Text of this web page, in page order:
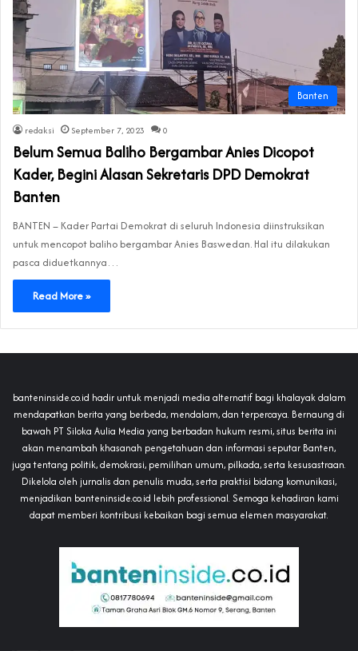
Banten
redaksi September 7, 2023 0
Belum Semua Baliho Bergambar Anies Dicopot
Kader, Begini Alasan Sekretaris DPD Demokrat
Banten
BANTEN – Kader Partai Demokrat di seluruh Indonesia diinstruksikan
untuk mencopot baliho bergambar Anies Baswedan. Hal itu dilakukan
pasca diduetkannya…
Read More »
banteninside.co.id hadir untuk menjadi media alternatif bagi khalayak dalam
mendapatkan berita yang berbeda, mendalam, dan terpercaya. Bernaung di
bawah PT Siloka Aulia Media yang berbadan hukum resmi, situs berita ini
akan menambah khasanah pengetahuan dan informasi seputar Banten,
juga tentang politik, demokrasi, pemilihan umum, pilkada, serta kesusastraan.
Dikelola oleh jurnalis dan penulis muda, serta praktisi bidang komunikasi,
menjadikan banteninside.co.id lebih professional. Semoga kehadiran kami
dapat memberi kontribusi kebaikan bagi semua elemen masyarakat.